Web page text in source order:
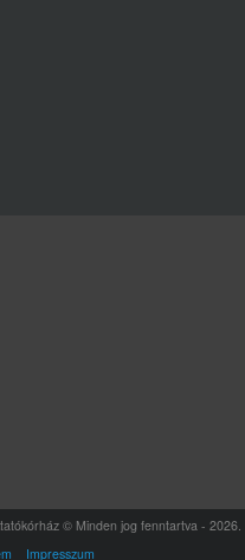
© Minden jog fenntartva - 2026.
Impresszum